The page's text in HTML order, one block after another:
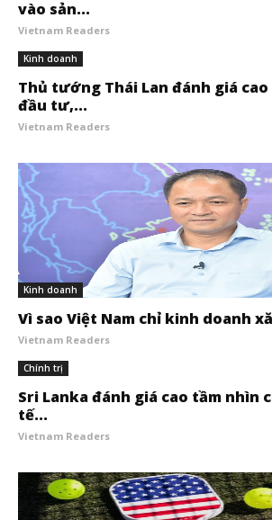
vào sản...
Vietnam Readers
Kinh doanh
Thủ tướng Thái Lan đánh giá
đầu tư,...
Vietnam Readers
Kinh doanh
Vì sao Việt Nam chỉ kinh doanh
Vietnam Readers
Chính trị
Sri Lanka đánh giá cao tầm nhìn
tế...
Vietnam Readers